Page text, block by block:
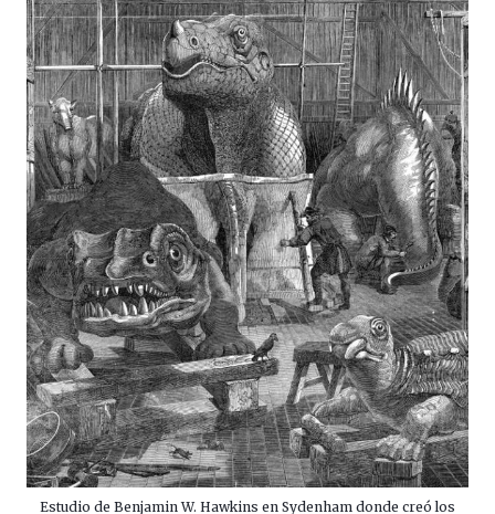
Estudio de Benjamin W. Hawkins en Sydenham donde creó los